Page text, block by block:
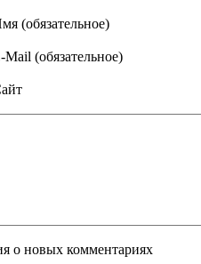
(обязательное)
Mail (обязательное)
о новых комментариях